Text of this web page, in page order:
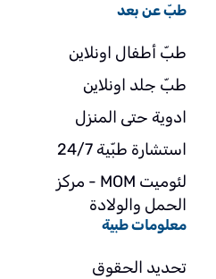
طبّ عن بعد
طبّ أطفال اونلاين
طبّ جلد اونلاين
ادوية حتى المنزل
استشارة طبّية 24/7
لئوميت MOM - مركز
الحمل والولادة
معلومات طبية
تحديد الحقوق